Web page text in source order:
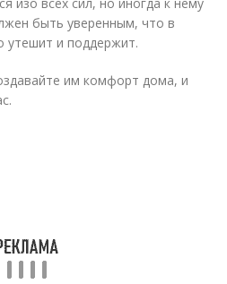
быть уверенным, что в
утешит и поддержит.
им комфорт дома, и